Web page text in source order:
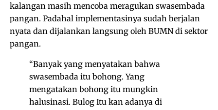
kalangan masih mencoba meragukan swasembada
pangan. Padahal implementasinya sudah berjalan
nyata dan dijalankan langsung oleh BUMN di sektor
pangan.
“Banyak yang menyatakan bahwa
swasembada itu bohong. Yang
mengatakan bohong itu mungkin
halusinasi. Bulog Itu kan adanya di